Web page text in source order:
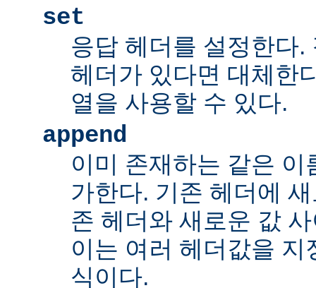
set
응답 헤더를 설정한다.
헤더가 있다면 대체한
열을 사용할 수 있다.
append
이미 존재하는 같은
가한다. 기존 헤더에
존 헤더와 새로운 값
이는 여러 헤더값을
식이다.